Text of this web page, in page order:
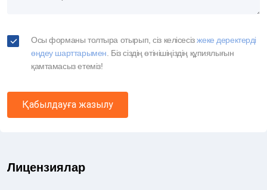
Осы форманы толтыра отырып, сіз келісесізжеке деректерді
өңдеу шарттарымен. Біз сіздің өтінішіңіздің құпиялығын
қамтамасыз етеміз!
Қабылдауға жазылу
Лицензиялар